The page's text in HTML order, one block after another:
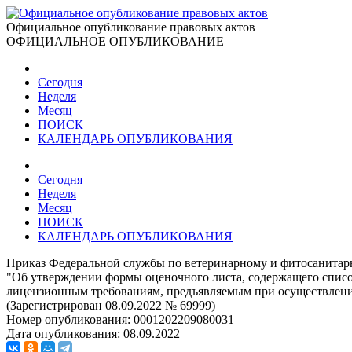
Официальное опубликование правовых актов
ОФИЦИАЛЬНОЕ ОПУБЛИКОВАНИЕ
Сегодня
Неделя
Месяц
ПОИСК
КАЛЕНДАРЬ ОПУБЛИКОВАНИЯ
Сегодня
Неделя
Месяц
ПОИСК
КАЛЕНДАРЬ ОПУБЛИКОВАНИЯ
Приказ Федеральной службы по ветеринарному и
"Об утверждении формы оценочного листа, содержащего
лицензионным требованиям, предъявляемым при
(Зарегистрирован 08.09.2022 № 69999)
Номер опубликования: 0001202209080031
Дата опубликования: 08.09.2022